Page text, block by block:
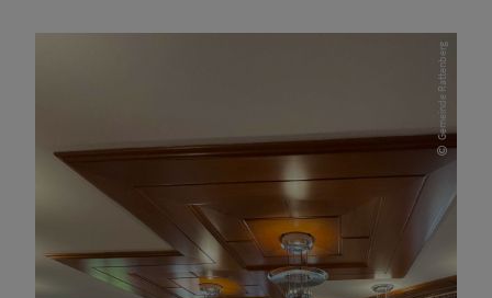
Gemeinde Rattenberg